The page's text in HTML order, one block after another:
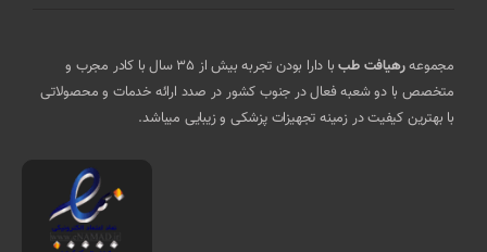
مجموعهرهیافت طب
با دارا بودن تجربه بیش از 35 سال با کادر مجرب و
متخصص با دو شعبه فعال در جنوب کشور در صدد ارائه خدمات و محصولاتی
با بهترین کیفیت در زمینه تجهیزات پزشکی و زیبایی میباشد.